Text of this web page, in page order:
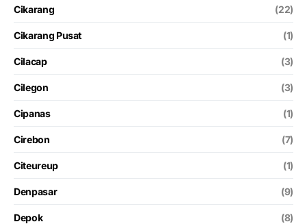
Cikarang (22)
Cikarang Pusat (1)
Cilacap (3)
Cilegon (3)
Cipanas (1)
Cirebon (7)
Citeureup (1)
Denpasar (9)
Depok (8)